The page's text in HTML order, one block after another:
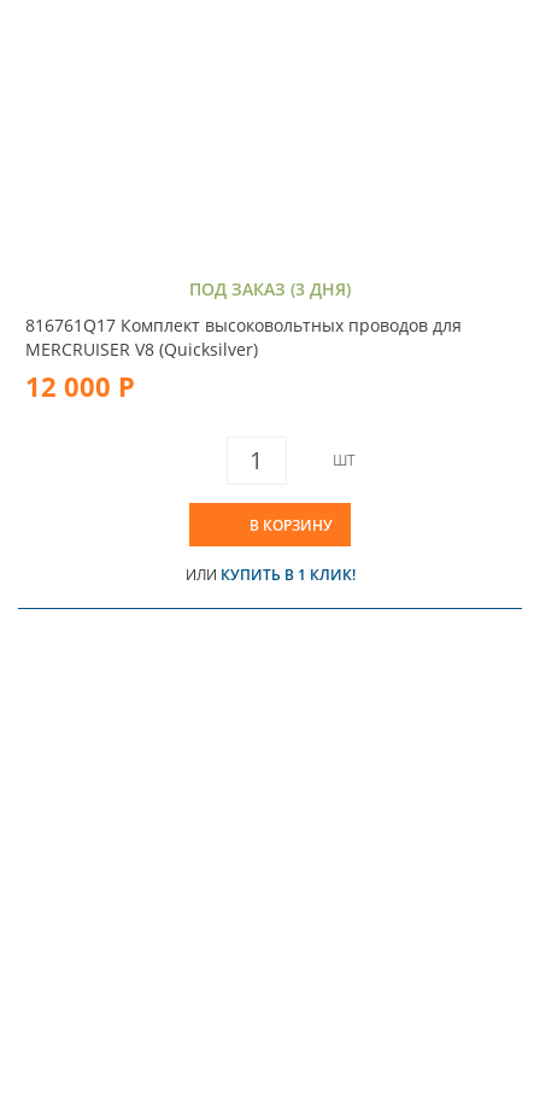
ПОД ЗАКАЗ (3 ДНЯ)
816761Q17 Комплект высоковольтных проводов для
MERCRUISER V8 (Quicksilver)
12 000 Р
ШТ
В КОРЗИНУ
ИЛИ КУПИТЬ В 1 КЛИК!